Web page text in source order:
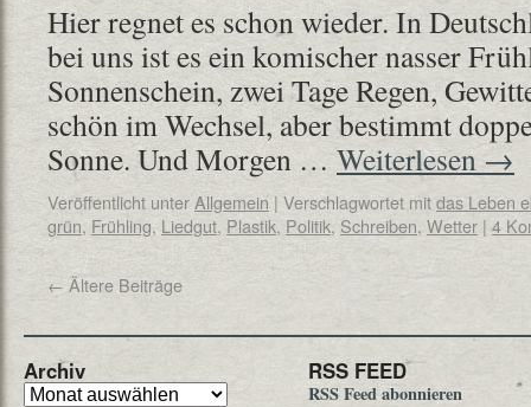
Hier regnet es schon wieder. In
bei uns ist es ein komischer nasser
Sonnenschein, zwei Tage Regen,
schön im Wechsel, aber bestimmt
Sonne. Und Morgen … Weiterlesen →
Veröffentlicht unterAllgemein | Verschlagwortet mitdas Leben
grün, Frühling, Liedgut, Plastik, Politik, Schreiben, Wetter | 4
← Ältere Beiträge
Archiv RSS FEED
RSS Feed abonnieren